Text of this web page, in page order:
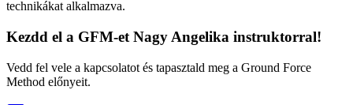
technikákat alkalmazva.
Kezdd el a GFM-et Nagy Angelika instruktorral!
Vedd fel vele a kapcsolatot és tapasztald meg a Ground Force
Method előnyeit.